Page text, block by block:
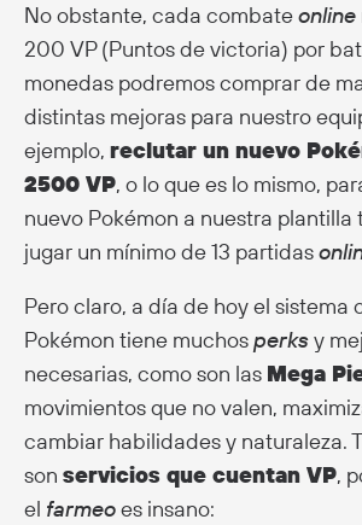
No obstante, cada combateonline
200 VP (Puntos de victoria) por
monedas podremos comprar de
distintas mejoras para nuestro
ejemplo, reclutar un nuevo
2500 VP, o lo que es lo mismo,
nuevo Pokémon a nuestra plantilla
jugar un mínimo de 13 partidas
Pero claro, a día de hoy el sistema
Pokémon tiene muchosperksy
necesarias, como son las Mega
movimientos que no valen,
cambiar habilidades y naturaleza.
son servicios que cuentan VP,
el farmeoes insano: